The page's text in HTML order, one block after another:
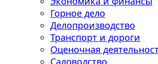
Горное дело
Делопроизводство
Транспорт и дороги
Оценочная
Садоводство